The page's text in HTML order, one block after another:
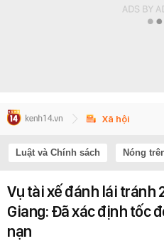
Xã hội
Luật và Chính sách Nóng
Vụ tài xế đánh lái tránh
Giang: Đã xác định tốc
nạn